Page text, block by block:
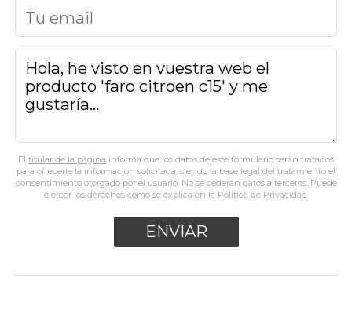
El titular de la página informa que los datos de este formulario serán tratados
para ofrecerle la información solicitada, siendo la base legal del tratamiento el
consentimiento otorgado por el usuario. No se cederán datos a terceros. Puede
ejercer los derechos como se explica en la Política de Privacidad.